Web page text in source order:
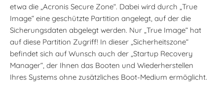
etwa die „Acronis Secure Zone“. Dabei wird durch „True
Image“ eine geschützte Partition angelegt, auf der die
Sicherungsdaten abgelegt werden. Nur „True Image“ hat
auf diese Partition Zugriff! In dieser „Sicherheitszone“
befindet sich auf Wunsch auch der „Startup Recovery
Manager“, der Ihnen das Booten und Wiederherstellen
Ihres Systems ohne zusätzliches Boot-Medium ermöglicht.